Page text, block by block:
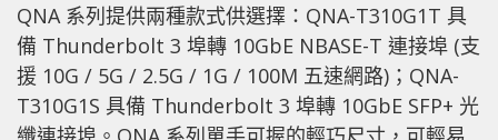
QNA 系列提供兩種款式供選擇：QNA-T310G1T 具
備 Thunderbolt 3 埠轉 10GbE NBASE-T 連接埠 (支
援 10G / 5G / 2.5G / 1G / 100M 五速網路)；QNA-
T310G1S 具備 Thunderbolt 3 埠轉 10GbE SFP+ 光